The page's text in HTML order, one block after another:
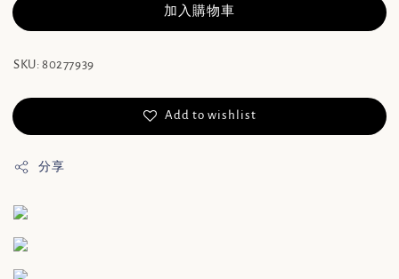
加入購物車
SKU: 80277939
Add to wishlist
分享